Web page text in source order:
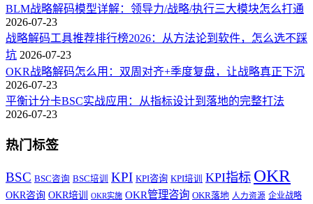
BLM战略解码模型详解：领导力/战略/执行三大模块怎么打通
2026-07-23
战略解码工具推荐排行榜2026：从方法论到软件，怎么选不踩
坑 2026-07-23
OKR战略解码怎么用：双周对齐+季度复盘，让战略真正下沉
2026-07-23
平衡计分卡BSC实战应用：从指标设计到落地的完整打法
2026-07-23
热门标签
BSC BSC咨询 BSC培训 KPI KPI咨询 KPI培训 KPI指标 OKR
OKR咨询 OKR培训 OKR实施 OKR管理咨询 OKR落地 人力资源 企业战略